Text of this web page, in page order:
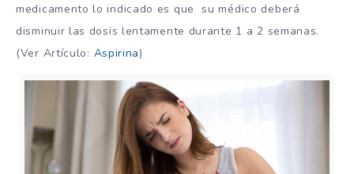
medicamento lo indicado es que su médico deberá
disminuir las dosis lentamente durante 1 a 2 semanas.
(Ver Artículo: Aspirina)